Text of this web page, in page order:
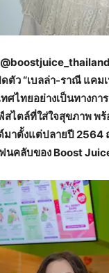
ดตัว “เบลล่า-ราณี แ
ทศไทยอย่างเป็นทาง
สไตล์ที่ใส่ใจสุขภาพ พ
าตั้งแต่ปลายปี 2564
ฟนคลับของ Boost